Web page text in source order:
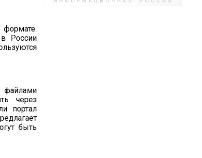
России
файлами
через
портал
быть